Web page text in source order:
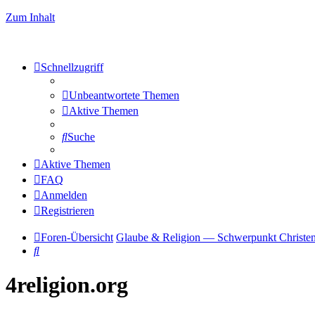
Zum Inhalt
Schnellzugriff
Unbeantwortete Themen
Aktive Themen
Suche
Aktive Themen
FAQ
Anmelden
Registrieren
Foren-Übersicht Glaube & Religion — Schwerpunkt
Suche
4religion.org